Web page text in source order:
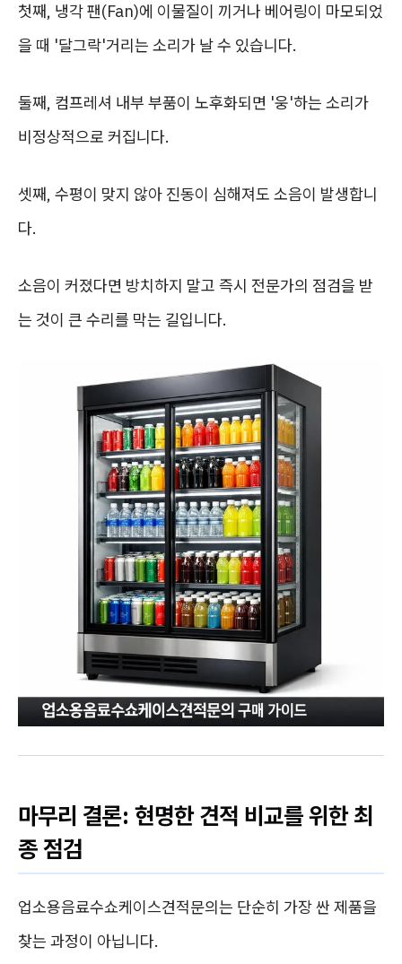
첫째, 냉각 팬(Fan)에 이물질이 끼거나 베어링이 마모되었
을 때 '달그락'거리는 소리가 날 수 있습니다.
둘째, 컴프레셔 내부 부품이 노후화되면 '웅'하는 소리가
비정상적으로 커집니다.
셋째, 수평이 맞지 않아 진동이 심해져도 소음이 발생합니
다.
소음이 커졌다면 방치하지 말고 즉시 전문가의 점검을 받
는 것이 큰 수리를 막는 길입니다.
마무리 결론: 현명한 견적 비교를 위한 최
종 점검
업소용음료수쇼케이스견적문의는 단순히 가장 싼 제품을
찾는 과정이 아닙니다.